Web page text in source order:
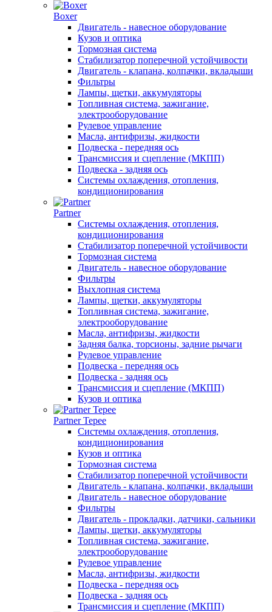
Boxer
Двигатель - навесное оборудование
Кузов и оптика
Тормозная система
Стабилизатор поперечной устойчивости
Двигатель - клапана, колпачки, вкладыши
Фильтры
Лампы, щетки, аккумуляторы
Топливная система, зажигание,
электрооборудование
Рулевое управление
Масла, антифризы, жидкости
Подвеска - передняя ось
Трансмиссия и сцепление (МКПП)
Подвеска - задняя ось
Системы охлаждения, отопления,
кондиционирования
Partner
Системы охлаждения, отопления,
кондиционирования
Стабилизатор поперечной устойчивости
Тормозная система
Двигатель - навесное оборудование
Фильтры
Выхлопная система
Лампы, щетки, аккумуляторы
Топливная система, зажигание,
электрооборудование
Масла, антифризы, жидкости
Задняя балка, торсионы, задние рычаги
Рулевое управление
Подвеска - передняя ось
Подвеска - задняя ось
Трансмиссия и сцепление (МКПП)
Кузов и оптика
Partner Tepee
Системы охлаждения, отопления,
кондиционирования
Кузов и оптика
Тормозная система
Стабилизатор поперечной устойчивости
Двигатель - клапана, колпачки, вкладыши
Двигатель - навесное оборудование
Фильтры
Двигатель - прокладки, датчики, сальники
Лампы, щетки, аккумуляторы
Топливная система, зажигание,
электрооборудование
Рулевое управление
Масла, антифризы, жидкости
Подвеска - передняя ось
Подвеска - задняя ось
Трансмиссия и сцепление (МКПП)